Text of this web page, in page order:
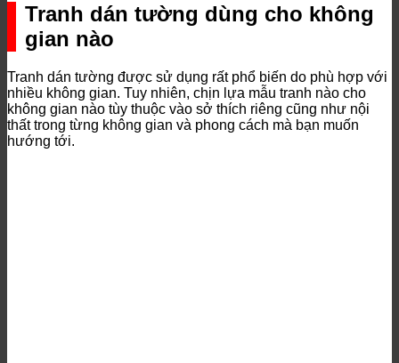
Tranh dán tường dùng cho không
gian nào
Tranh dán tường được sử dụng rất phổ biến do phù hợp với
nhiều không gian. Tuy nhiên, chịn lựa mẫu tranh nào cho
không gian nào tùy thuộc vào sở thích riêng cũng như nội
thất trong từng không gian và phong cách mà bạn muốn
hướng tới.